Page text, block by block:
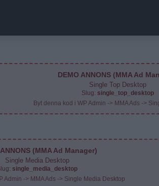
DEMO ANNONS (MMA Ad
Single Top Desktop
Slug: single_top_desktop
Byt denna kod i WP Admin -> MMA Ads ->
(MMA Ad Manager)
Single Media Desktop
single_media_desktop
Admin -> MMA Ads -> Single Media Desktop